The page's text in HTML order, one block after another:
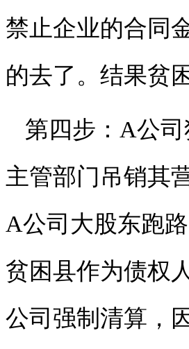
禁止企业的合同
的去了。结果贫
第四步：A公
主管部门吊销其
A公司大股东跑
贫困县作为债权
公司强制清算，